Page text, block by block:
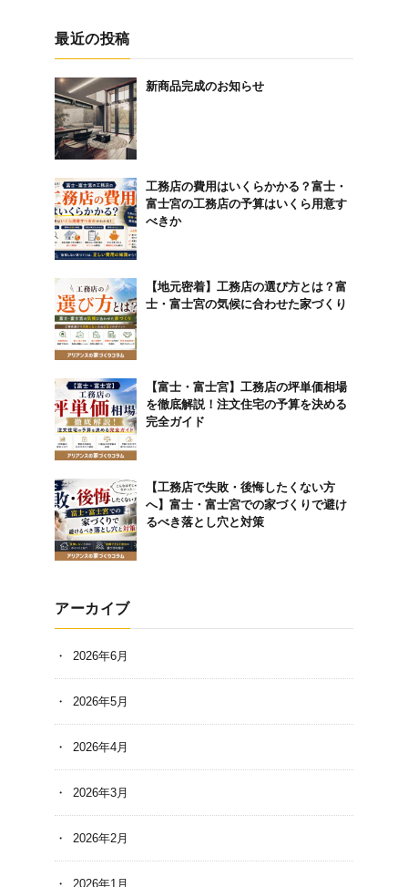
最近の投稿
新商品完成のお知らせ
工務店の費用はいくらかかる？富士・
富士宮の工務店の予算はいくら用意す
べきか
【地元密着】工務店の選び方とは？富
士・富士宮の気候に合わせた家づくり
【富士・富士宮】工務店の坪単価相場
を徹底解説！注文住宅の予算を決める
完全ガイド
【工務店で失敗・後悔したくない方
へ】富士・富士宮での家づくりで避け
るべき落とし穴と対策
アーカイブ
2026年6月
2026年5月
2026年4月
2026年3月
2026年2月
2026年1月